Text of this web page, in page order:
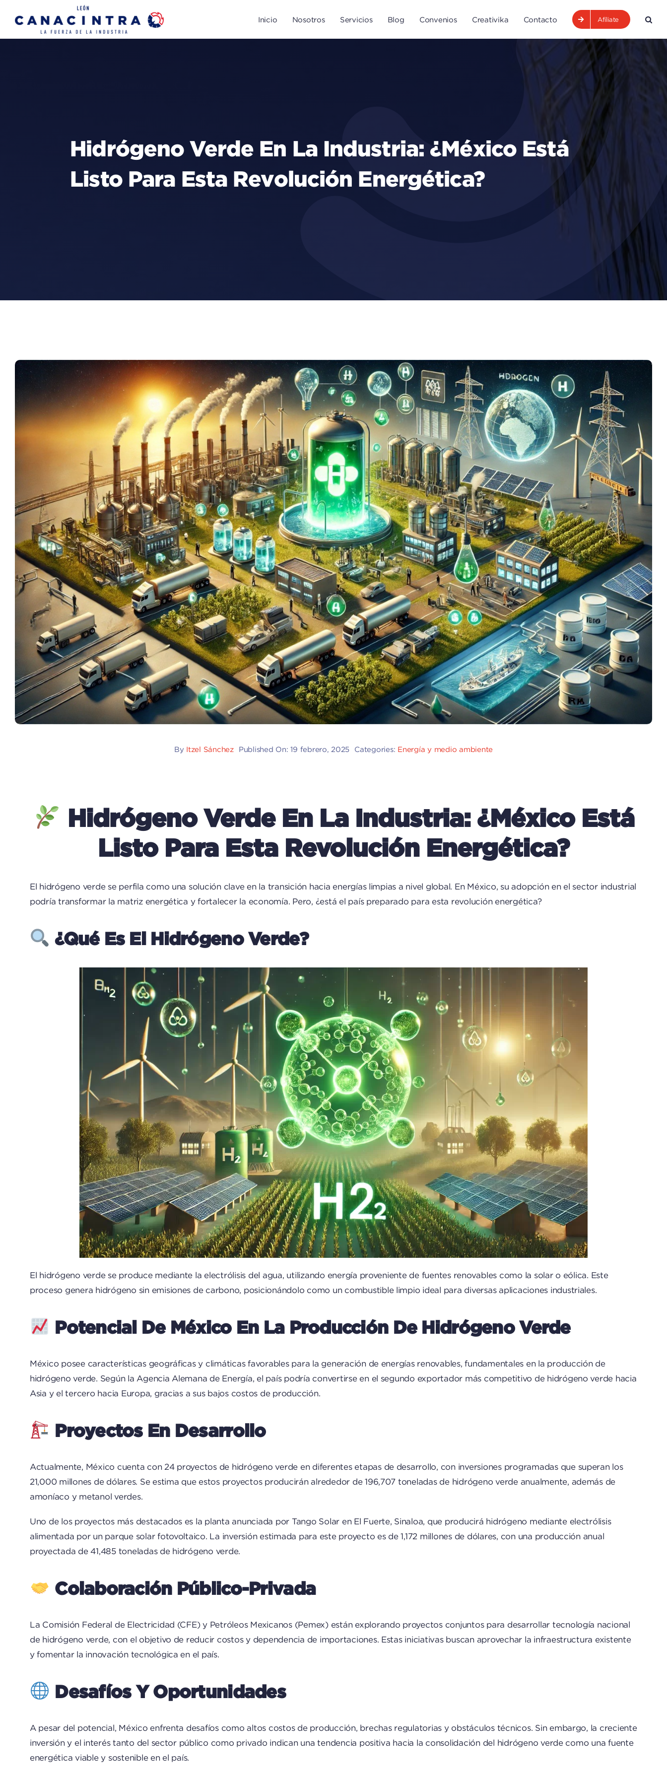
content
Inicio Nosotros Servicios Blog Convenios Creativika Contacto Afíliate
Hidrógeno Verde En La Industria: ¿México Está
Listo Para Esta Revolución Energética?
By Itzel Sánchez Published On: 19 febrero, 2025 Categories: Energía y medio ambiente
Hidrógeno Verde En La Industria: ¿México Está
Listo Para Esta Revolución Energética?
El hidrógeno verde se perfila como una solución clave en la transición hacia energías limpias a nivel global. En México, su adopción en el sector industrial
podría transformar la matriz energética y fortalecer la economía. Pero, ¿está el país preparado para esta revolución energética?
¿Qué Es El Hidrógeno Verde?
El hidrógeno verde se produce mediante la electrólisis del agua, utilizando energía proveniente de fuentes renovables como la solar o eólica. Este
proceso genera hidrógeno sin emisiones de carbono, posicionándolo como un combustible limpio ideal para diversas aplicaciones industriales.
Potencial De México En La Producción De Hidrógeno Verde
México posee características geográficas y climáticas favorables para la generación de energías renovables, fundamentales en la producción de
hidrógeno verde. Según la Agencia Alemana de Energía, el país podría convertirse en el segundo exportador más competitivo de hidrógeno verde hacia
Asia y el tercero hacia Europa, gracias a sus bajos costos de producción.
Proyectos En Desarrollo
Actualmente, México cuenta con 24 proyectos de hidrógeno verde en diferentes etapas de desarrollo, con inversiones programadas que superan los
21,000 millones de dólares. Se estima que estos proyectos producirán alrededor de 196,707 toneladas de hidrógeno verde anualmente, además de
amoníaco y metanol verdes.
Uno de los proyectos más destacados es la planta anunciada por Tango Solar en El Fuerte, Sinaloa, que producirá hidrógeno mediante electrólisis
alimentada por un parque solar fotovoltaico. La inversión estimada para este proyecto es de 1,172 millones de dólares, con una producción anual
proyectada de 41,485 toneladas de hidrógeno verde.
Colaboración Público-Privada
La Comisión Federal de Electricidad (CFE) y Petróleos Mexicanos (Pemex) están explorando proyectos conjuntos para desarrollar tecnología nacional
de hidrógeno verde, con el objetivo de reducir costos y dependencia de importaciones. Estas iniciativas buscan aprovechar la infraestructura existente
y fomentar la innovación tecnológica en el país.
Desafíos Y Oportunidades
A pesar del potencial, México enfrenta desafíos como altos costos de producción, brechas regulatorias y obstáculos técnicos. Sin embargo, la creciente
inversión y el interés tanto del sector público como privado indican una tendencia positiva hacia la consolidación del hidrógeno verde como una fuente
energética viable y sostenible en el país.